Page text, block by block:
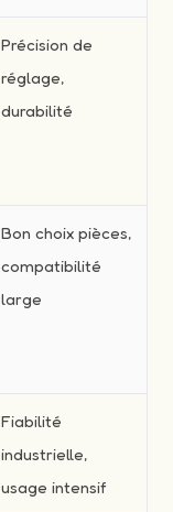
Précision de
réglage,
durabilité
Bon choix pièces,
compatibilité
large
Fiabilité
industrielle,
usage intensif